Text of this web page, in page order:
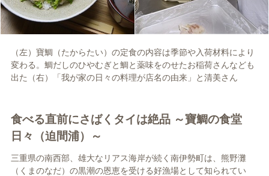
（左）寶鯛（たからたい）の定食の内容は季節や入荷材料により
変わる。鯛だしのひやむぎと鯛と薬味をのせたお稲荷さんなども
出た（右）「我が家の日々の料理が店名の由来」と清美さん
食べる直前にさばくタイは絶品 ～寶鯛の食堂
日々（迫間浦）～
三重県の南西部、雄大なリアス海岸が続く南伊勢町は、熊野灘
（くまのなだ）の黒潮の恩恵を受ける好漁場として知られてい